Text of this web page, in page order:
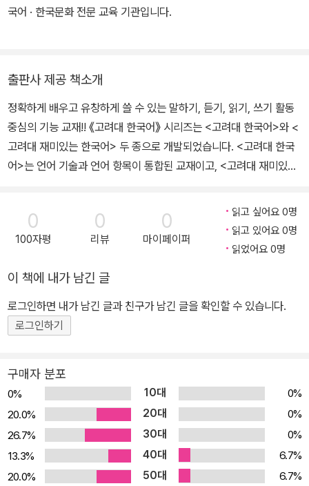
국어 · 한국문화 전문 교육 기관입니다.
출판사 제공 책소개
정확하게 배우고 유창하게 쓸 수 있는 말하기, 듣기, 읽기, 쓰기 활동
중심의 기능 교재!! 《고려대 한국어》 시리즈는 <고려대 한국어>와 <
고려대 재미있는 한국어> 두 종으로 개발되었습니다. <고려대 한국
어>는 언어 기술과 언어 항목이 통합된 교재이고, <고려대 재미있는
대 재미있는 한국어》는 한국어 핵심 표현을 말하기, 듣기, 읽기, 쓰기
활동으로 충분히 연습할 수 있도록 구성되어 있어 한국어를 쉽게 한
국어를 배울 수 있습니다. 《고려대 재미있는 한국어》는 한국인의 언
게 배울 수 있습니다. 《고려대 재미있는 한국어 4》를 배우고 나면 소
식과 정보, 엔터테인먼트, 취업, 사건·사고, 사회 변화 등 친숙한 사회
적, 추상적 주제를 이해하고 표현할 수 있습니다. 제품의 문제 설명하
기, 소식 전달하기, 조사 결과 설명하기 등 사회적 의사소통 기능을 정
도 쉽게 배울 수 있습니다 ? 성취 수준을 한국어 표준 교육 과정에 맞
췄습니다. 한국어를 정확하고 유창하게 사용하는 것이 목표입니다. ?
주제 및 의사소통 기능과 관련된 다양하고 풍부한 입력을 제공하여
충실하게 의사소통 활동을 할 수 있습니다. ? 학습자가 필요로 하는
표현을 제시하고 연습하는 단계를 마련하여 학습한 내용의 이해에 그
치지 않고 바로 사용할 수 있습니다. 학습자의 동기를 이끄는 즐겁고
0
100자평
0
리뷰
0
마이페이퍼
읽고 싶어요 0명
읽고 있어요 0명
읽었어요 0명
이 책에 내가 남긴 글
로그인하면 내가 남긴 글과 친구가 남긴 글을 확인할 수 있습니다.
로그인하기
구매자 분포
0% 10대
0%
20.0%
20대
0%
26.7%
30대
0%
13.3%
40대
6.7%
20.0%
50대
6.7%